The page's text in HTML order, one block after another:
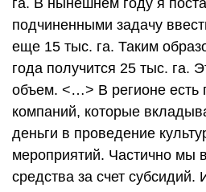
га. В нынешнем году я
подчиненными задачу
еще 15 тыс. га. Таким
года получится 25 тыс. га.
объем. <…> В регионе есть
компаний, которые
деньги в проведение
мероприятий. Частично мы
средства за счет